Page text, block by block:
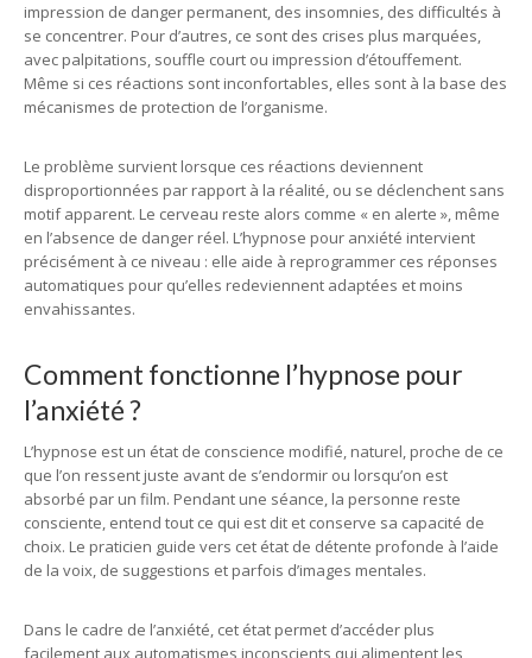
impression de danger permanent, des insomnies, des difficultés à
se concentrer. Pour d’autres, ce sont des crises plus marquées,
avec palpitations, souffle court ou impression d’étouffement.
Même si ces réactions sont inconfortables, elles sont à la base des
mécanismes de protection de l’organisme.
Le problème survient lorsque ces réactions deviennent
disproportionnées par rapport à la réalité, ou se déclenchent sans
motif apparent. Le cerveau reste alors comme « en alerte », même
en l’absence de danger réel. L’hypnose pour anxiété intervient
précisément à ce niveau : elle aide à reprogrammer ces réponses
automatiques pour qu’elles redeviennent adaptées et moins
envahissantes.
Comment fonctionne l’hypnose pour
l’anxiété ?
L’hypnose est un état de conscience modifié, naturel, proche de ce
que l’on ressent juste avant de s’endormir ou lorsqu’on est
absorbé par un film. Pendant une séance, la personne reste
consciente, entend tout ce qui est dit et conserve sa capacité de
choix. Le praticien guide vers cet état de détente profonde à l’aide
de la voix, de suggestions et parfois d’images mentales.
Dans le cadre de l’anxiété, cet état permet d’accéder plus
facilement aux automatismes inconscients qui alimentent les